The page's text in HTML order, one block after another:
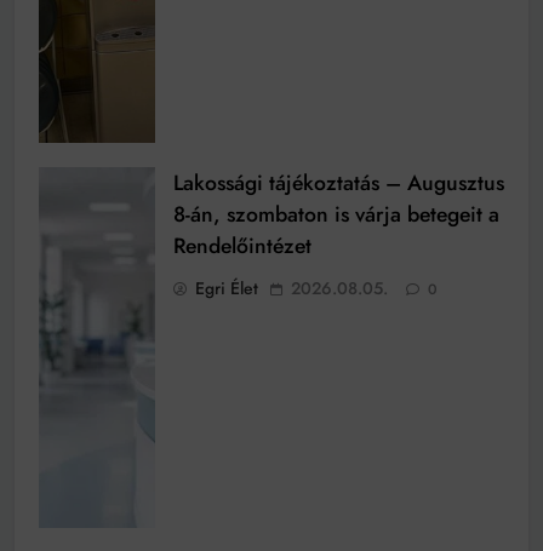
Lakossági tájékoztatás – Augusztus
8-án, szombaton is várja betegeit a
Rendelőintézet
Egri Élet 2026.08.05. 0